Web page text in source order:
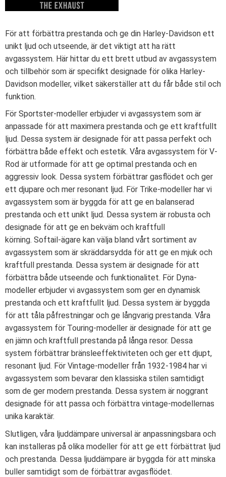
För att förbättra prestanda och ge din Harley-Davidson ett
unikt ljud och utseende, är det viktigt att ha rätt
avgassystem. Här hittar du ett brett utbud av avgassystem
och tillbehör som är specifikt designade för olika Harley-
Davidson modeller, vilket säkerställer att du får både stil och
funktion.
För Sportster-modeller erbjuder vi avgassystem som är
anpassade för att maximera prestanda och ge ett kraftfullt
ljud. Dessa system är designade för att passa perfekt och
förbättra både effekt och estetik. Våra avgassystem för V-
Rod är utformade för att ge optimal prestanda och en
aggressiv look. Dessa system förbättrar gasflödet och ger
ett djupare och mer resonant ljud. För Trike-modeller har vi
avgassystem som är byggda för att ge en balanserad
prestanda och ett unikt ljud. Dessa system är robusta och
designade för att ge en bekväm och kraftfull
körning. Softail-ägare kan välja bland vårt sortiment av
avgassystem som är skräddarsydda för att ge en mjuk och
kraftfull prestanda. Dessa system är designade för att
förbättra både utseende och funktionalitet. För Dyna-
modeller erbjuder vi avgassystem som ger en dynamisk
prestanda och ett kraftfullt ljud. Dessa system är byggda
för att tåla påfrestningar och ge långvarig prestanda. Våra
avgassystem för Touring-modeller är designade för att ge
en jämn och kraftfull prestanda på långa resor. Dessa
system förbättrar bränsleeffektiviteten och ger ett djupt,
resonant ljud. För Vintage-modeller från 1932-1984 har vi
avgassystem som bevarar den klassiska stilen samtidigt
som de ger modern prestanda. Dessa system är noggrant
designade för att passa och förbättra vintage-modellernas
unika karaktär.
Slutligen, våra ljuddämpare universal är anpassningsbara och
kan installeras på olika modeller för att ge ett förbättrat ljud
och prestanda. Dessa ljuddämpare är byggda för att minska
buller samtidigt som de förbättrar avgasflödet.